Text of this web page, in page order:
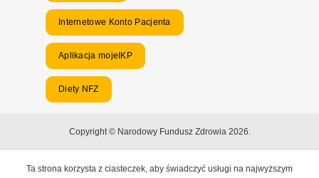
Internetowe Konto Pacjenta
Aplikacja mojeIKP
Diety NFZ
Copyright © Narodowy Fundusz Zdrowia 2026.
Ta strona korzysta z ciasteczek, aby świadczyć usługi na najwyższym